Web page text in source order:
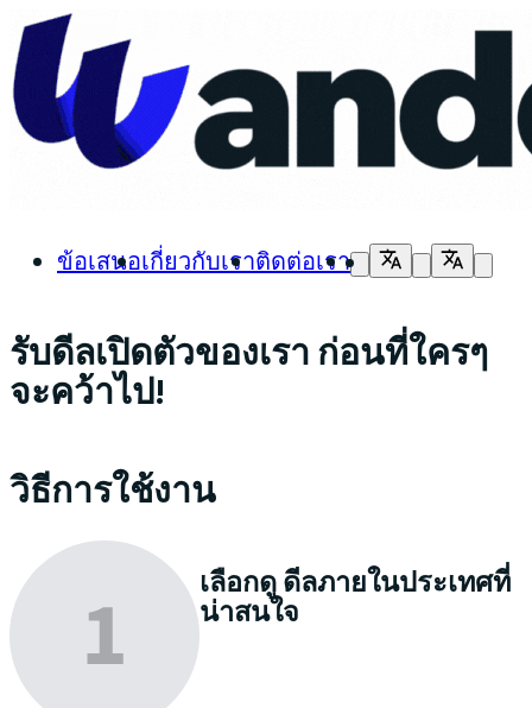
ข้อเสนอเกี่ยวกับเราติดต่อเรา
รับดีลเปิดตัวของเรา ก่อนที่ใครๆ
จะคว้าไป!
วิธีการใช้งาน
เลือกดูดีลภายในประเทศที่
น่าสนใจ